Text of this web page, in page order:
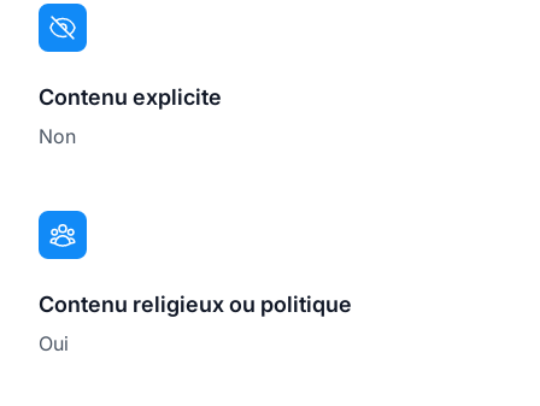
Contenu explicite
Non
Contenu religieux ou politique
Oui